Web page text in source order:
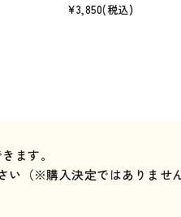
¥3,850(税込)
ます。
い（※購入決定ではありませ